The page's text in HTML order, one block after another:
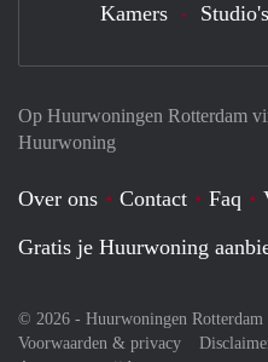
Op Huurwoningen Rotterdam
Huurwoning
Over ons Contact Faq
Gratis je Huurwoning
© 2026 - Huurwoningen
Voorwaarden & privacy
Kamers Studio's